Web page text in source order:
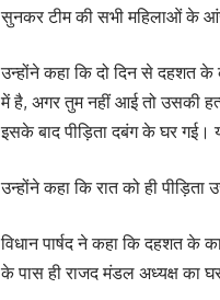
सुनकर टीम की सभी महिलाओं के
उन्होंने कहा कि दो दिन से दहशत के
में है, अगर तुम नहीं आई तो उसकी
इसके बाद पीड़िता दबंग के घर
उन्होंने कहा कि रात को ही
विधान पार्षद ने कहा कि दहशत के
के पास ही राजद मंडल अध्यक्ष का